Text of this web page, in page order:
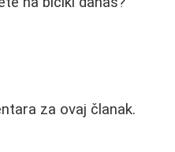
za ovaj članak.